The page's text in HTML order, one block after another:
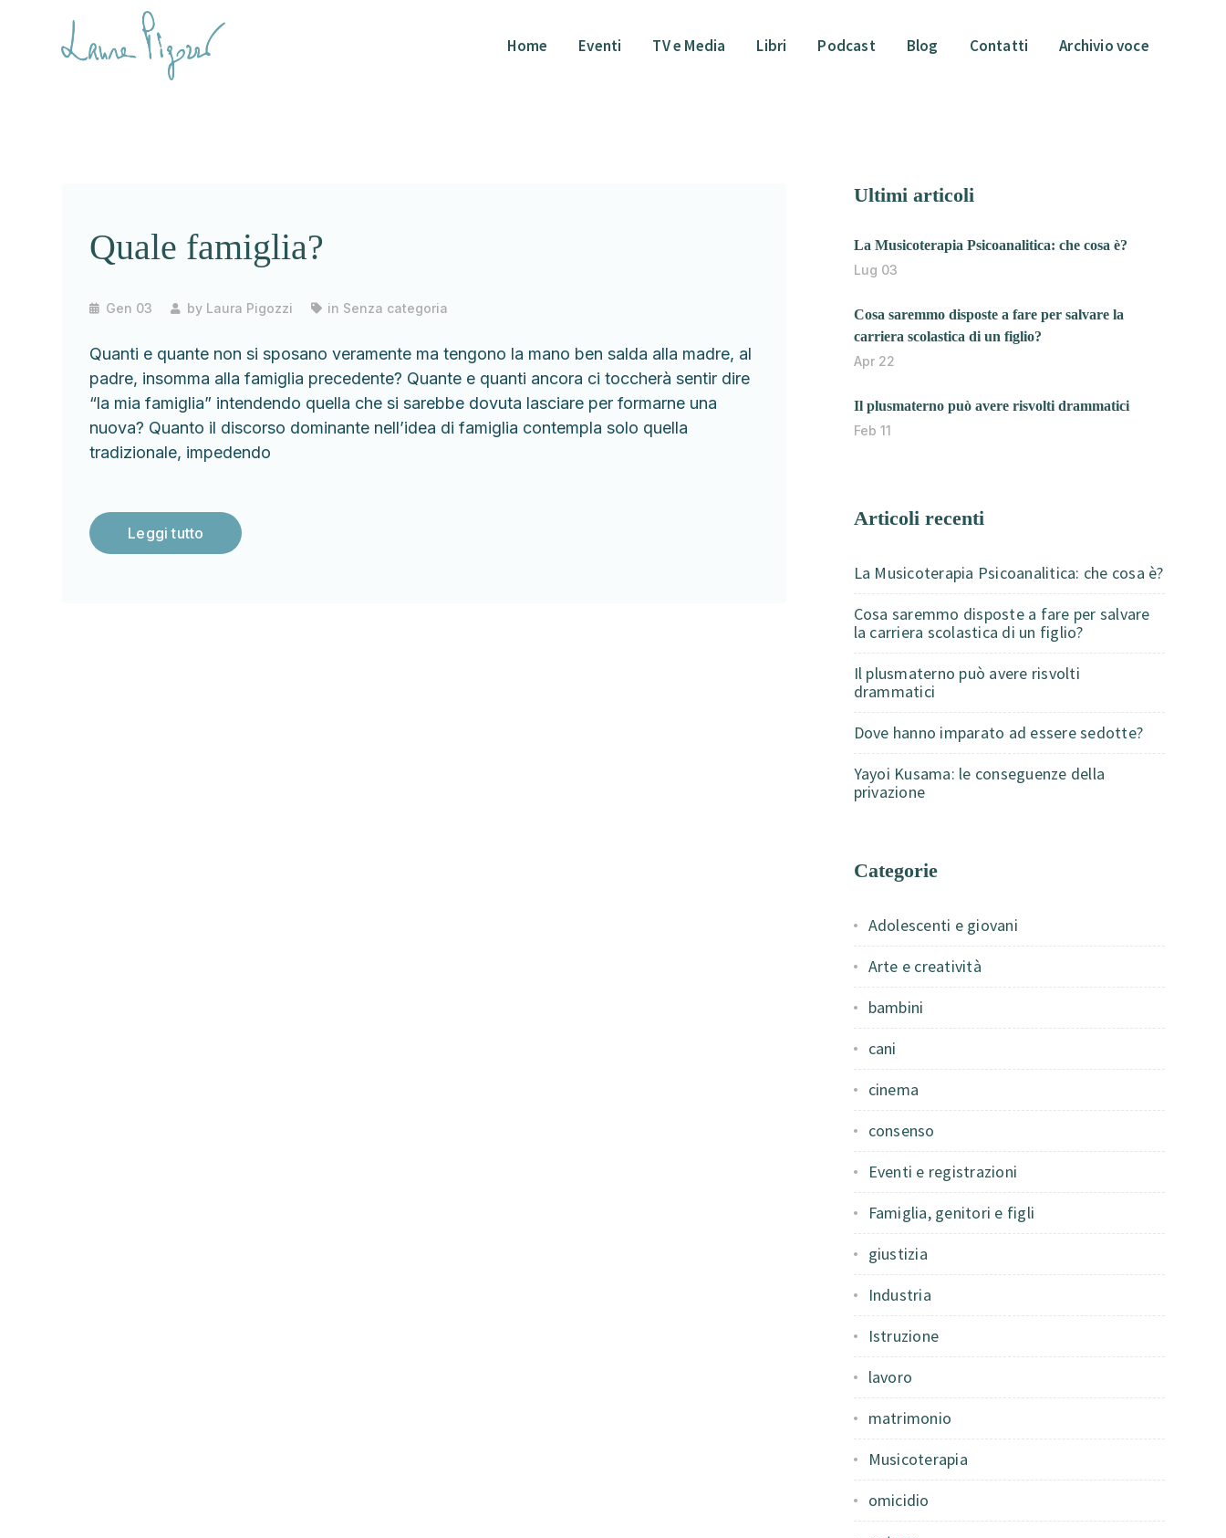
Home Eventi TV e Media Libri Podcast Blog Contatti Archivio voce
Quale famiglia?
Gen 03 by Laura Pigozzi in Senza categoria
Quanti e quante non si sposano veramente ma tengono la mano ben salda alla madre, al
padre, insomma alla famiglia precedente? Quante e quanti ancora ci toccherà sentir dire
“la mia famiglia” intendendo quella che si sarebbe dovuta lasciare per formarne una
nuova? Quanto il discorso dominante nell’idea di famiglia contempla solo quella
tradizionale, impedendo
Leggi tutto
Ultimi articoli
La Musicoterapia Psicoanalitica: che cosa è?
Lug 03
Cosa saremmo disposte a fare per salvare la
carriera scolastica di un figlio?
Apr 22
Il plusmaterno può avere risvolti drammatici
Feb 11
Articoli recenti
La Musicoterapia Psicoanalitica: che cosa è?
Cosa saremmo disposte a fare per salvare
la carriera scolastica di un figlio?
Il plusmaterno può avere risvolti
drammatici
Dove hanno imparato ad essere sedotte?
Yayoi Kusama: le conseguenze della
privazione
Categorie
Adolescenti e giovani
Arte e creatività
bambini
cani
cinema
consenso
Eventi e registrazioni
Famiglia, genitori e figli
giustizia
Industria
Istruzione
lavoro
matrimonio
Musicoterapia
omicidio